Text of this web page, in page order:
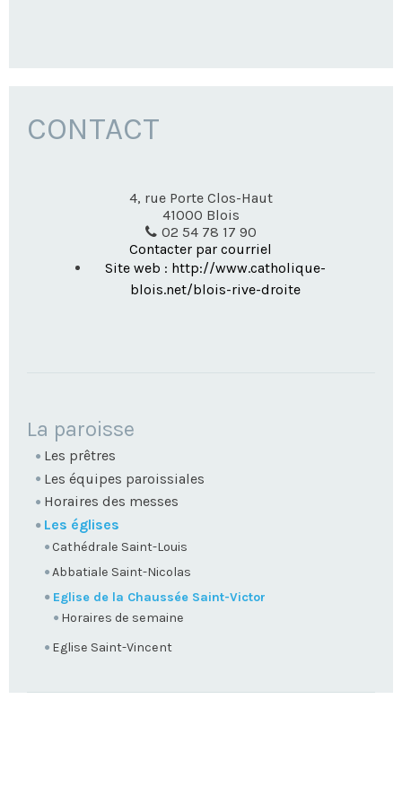
CONTACT
4, rue Porte Clos-Haut
41000 Blois
02 54 78 17 90
Contacter par courriel
Site web : http://www.catholique-
blois.net/blois-rive-droite
NAVIGATION
La paroisse
Les prêtres
Les équipes paroissiales
Horaires des messes
Les églises
Cathédrale Saint-Louis
Abbatiale Saint-Nicolas
Eglise de la Chaussée Saint-Victor
Horaires de semaine
Eglise Saint-Vincent